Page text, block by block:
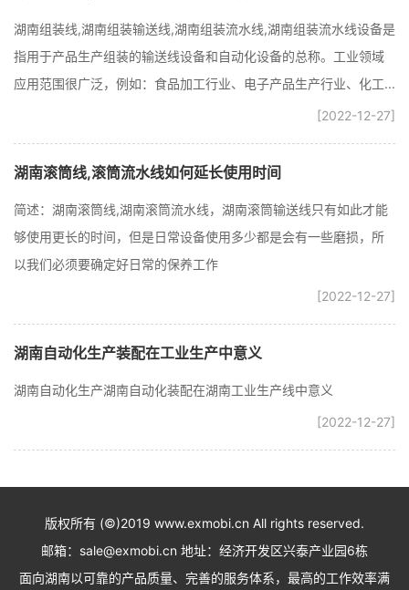
湖南组装线,湖南组装输送线,湖南组装流水线,湖南组装流水线设备是
指用于产品生产组装的输送线设备和自动化设备的总称。工业领域
应用范围很广泛，例如：食品加工行业、电子产品生产行业、化工...
[2022-12-27]
湖南滚筒线,滚筒流水线如何延长使用时间
简述：湖南滚筒线,湖南滚筒流水线，湖南滚筒输送线只有如此才能
够使用更长的时间，但是日常设备使用多少都是会有一些磨损，所
以我们必须要确定好日常的保养工作
[2022-12-27]
湖南自动化生产装配在工业生产中意义
湖南自动化生产湖南自动化装配在湖南工业生产线中意义
[2022-12-27]
版权所有 (©)2019 www.exmobi.cn All rights reserved.
邮箱：sale@exmobi.cn 地址：经济开发区兴泰产业园6栋
面向湖南以可靠的产品质量、完善的服务体系，最高的工作效率满